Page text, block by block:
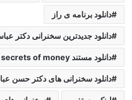
دانلود برنامه ی راز
دانلود جدیدترین سخنرانی دکتر
دانلود مستند hidden secrets of money
دانلود سخنرانی های دکتر حسن